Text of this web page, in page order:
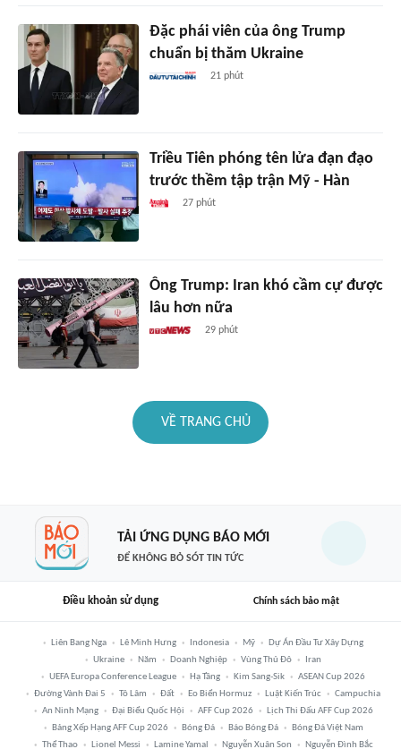
Đặc phái viên của ông Trump
chuẩn bị thăm Ukraine
21 phút
Triều Tiên phóng tên lửa đạn đạo
trước thềm tập trận Mỹ - Hàn
27 phút
Ông Trump: Iran khó cầm cự được
lâu hơn nữa
29 phút
VỀ TRANG CHỦ
TẢI ỨNG DỤNG BÁO MỚI
ĐỂ KHÔNG BỎ SÓT TIN TỨC
Điều khoản sử dụng Chính sách bảo mật
Liên Bang Nga Lê Minh Hưng Indonesia Mỹ
Dự Án Đầu Tư Xây Dựng
Ukraine
Năm Doanh Nghiệp Vùng Thủ Đô
Iran
UEFA Europa Conference League
Hạ Tầng Kim Sang-Sik
ASEAN Cup 2026
Đường Vành Đai 5
Tô Lâm Đất Eo Biển Hormuz Luật Kiến Trúc
Campuchia
An Ninh Mạng
Đại Biểu Quốc Hội AFF Cup 2026
Lịch Thi Đấu AFF Cup 2026
Bảng Xếp Hạng AFF Cup 2026
Bóng Đá Báo Bóng Đá
Bóng Đá Việt Nam
Thể Thao
Lionel Messi Lamine Yamal Nguyễn Xuân Son Nguyễn Đình Bắc